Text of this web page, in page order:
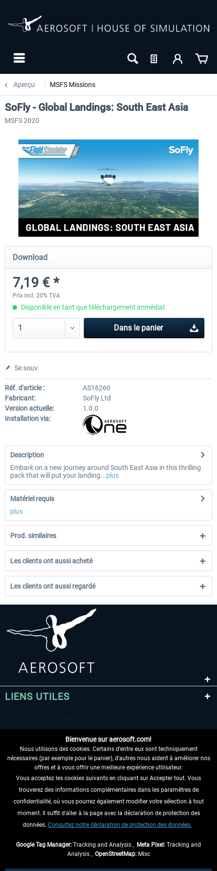
Aperçu MSFS Missions
Perfect Flight - Flying Germany MSFS
15,00 € *
SoFly - Global Landings: South East Asia
MSFS 2020
Download
7,19 € *
Prix incl. 20% TVA
Disponible en tant que téléchargement immédiat
Dans le panier
Se souv.
Réf. d'article :
AS16260
Fabricant:
SoFly Ltd
Version actuelle:
1.0.0
Installation via:
Description
Embark on a new journey around South East Asia in this thrilling
pack that will put your landing...plus
Matériel requis
plus
Prod. similaires
Les clients ont aussi acheté
Les clients ont aussi regardé
LIENS UTILES
RENONCER AU CONTRAT ICI
INFORMATIONS
NE MANQUEZ PAS LES DERNIÈRES
Bienvenue sur aerosoft.com!
Nous utilisons des cookies. Certains d'entre eux sont techniquement
nécessaires (par exemple pour le panier), d'autres nous aident à améliorer nos
offres et à vous offrir une meilleure expérience utilisateur.
Vous acceptez les cookies suivants en cliquant sur Accepter tout. Vous
trouverez des informations complémentaires dans les paramètres de
confidentialité, où vous pourrez également modifier votre sélection à tout
moment. Il suffit d'aller à la page avec la déclaration de protection des
données. Consultez notre déclaration de protection des données.
Google Tag Manager: Tracking and Analysis , Meta Pixel: Tracking and
Analysis , OpenStreetMap:Misc